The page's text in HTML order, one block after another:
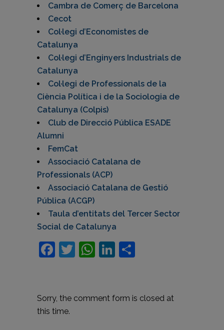
Cambra de Comerç de Barcelona
Cecot
Col·legi d’Economistes de
Catalunya
Col·legi d’Enginyers Industrials de
Catalunya
Col·legi de Professionals de la
Ciència Política i de la Sociologia de
Catalunya (Colpis)
Club de Direcció Pública ESADE
Alumni
FemCat
Associació Catalana de
Professionals (ACP)
Associació Catalana de Gestió
Pública (ACGP)
Taula d’entitats del Tercer Sector
Social de Catalunya
Facebook
Twitter
WhatsApp
LinkedIn
Sorry, the comment form is closed at
this time.